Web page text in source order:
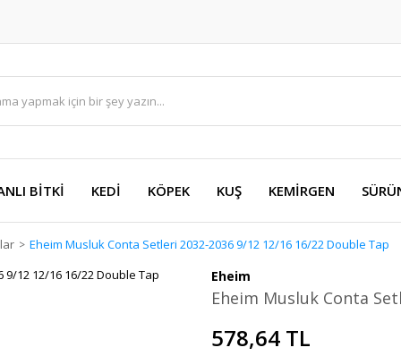
BİTKİ KEDİ KÖPEK KUŞ KEMİRGEN
Eheim Musluk Conta Setleri 2032-2036 9/12 12/16 16/22 Double Tap
Eheim
Eheim Musluk Conta
578,64 TL